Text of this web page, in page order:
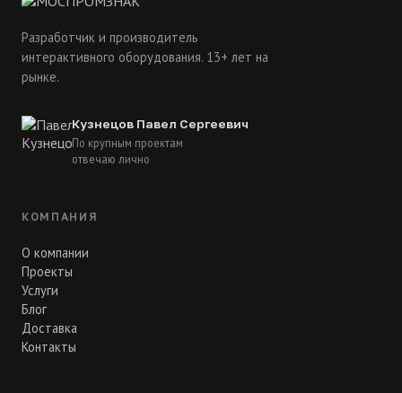
Разработчик и производитель
интерактивного оборудования. 13+ лет на
рынке.
Кузнецов Павел Сергеевич
По крупным проектам
отвечаю лично
КОМПАНИЯ
О компании
Проекты
Услуги
Блог
Доставка
Контакты